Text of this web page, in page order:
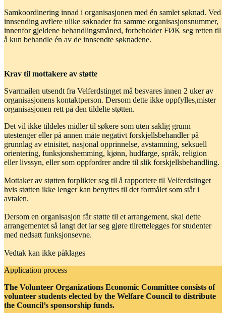
Samkoordinering innad i organisasjonen med én samlet søknad. Ved
innsending avflere ulike søknader fra samme organisasjonsnummer,
innenfor gjeldene behandlingsmåned, forbeholder FØK seg retten til
å kun behandle én av de innsendte søknadene.
Krav til mottakere av støtte
Svarmailen utsendt fra Velferdstinget må besvares innen 2 uker av
organisasjonens kontaktperson. Dersom dette ikke oppfylles,mister
organisasjonen rett på den tildelte støtten.
Det vil ikke tildeles midler til søkere som uten saklig grunn
utestenger eller på annen måte negativt forskjellsbehandler på
grunnlag av etnisitet, nasjonal opprinnelse, avstamning, seksuell
orientering, funksjonshemming, kjønn, hudfarge, språk, religion
eller livssyn, eller som oppfordrer andre til slik forskjellsbehandling.
Mottaker av støtten forplikter seg til å rapportere til Velferdstinget
hvis støtten ikke lenger kan benyttes til det formålet som står i
avtalen.
Dersom en organisasjon får støtte til et arrangement, skal dette
arrangementet så langt det lar seg gjøre tilrettelegges for studenter
med nedsatt funksjonsevne.
Vedtak kan ikke påklages
Application process
The Volunteer Organizations Economic Committee consists of
volunteer students elected by the Welfare Council to distribute
the Council’s sponsorship funds.